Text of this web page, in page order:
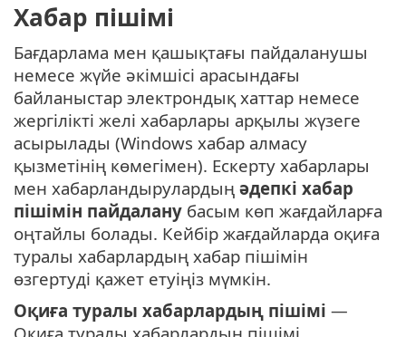
Хабар пішімі
Бағдарлама мен қашықтағы пайдаланушы
немесе жүйе әкімшісі арасындағы
байланыстар электрондық хаттар немесе
жергілікті желі хабарлары арқылы жүзеге
асырылады (Windows хабар алмасу
қызметінің көмегімен). Ескерту хабарлары
мен хабарландырулардың әдепкі хабар
пішімін пайдалану басым көп жағдайларға
оңтайлы болады. Кейбір жағдайларда оқиға
туралы хабарлардың хабар пішімін
өзгертуді қажет етуіңіз мүмкін.
Оқиға туралы хабарлардың пішімі —